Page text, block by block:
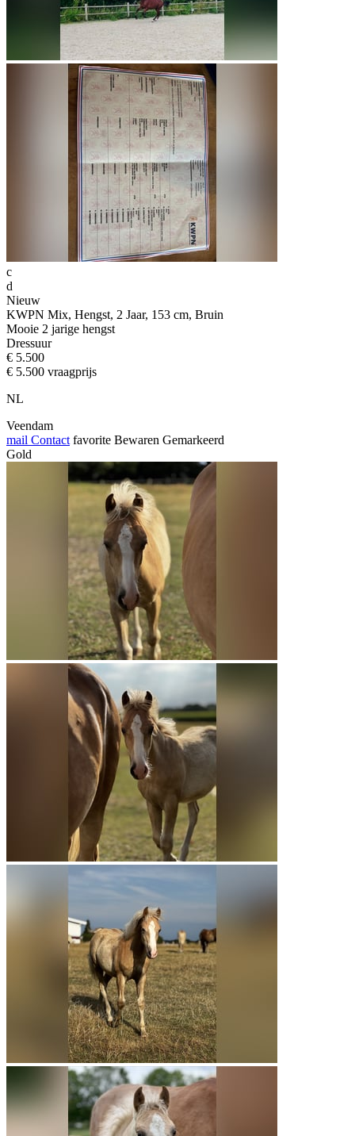
c
d
Nieuw
KWPN Mix, Hengst, 2 Jaar, 153 cm, Bruin
Mooie 2 jarige hengst
Dressuur
€ 5.500
€ 5.500 vraagprijs
NL
Veendam
mail Contact favorite Bewaren Gemarkeerd
Gold